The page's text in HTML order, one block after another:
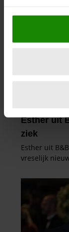
Als u het
locatie, die
scannen
verwerkt en
intrekken in de
en om ons
informatie over
partners voor
partners
informatie die
verzameld op